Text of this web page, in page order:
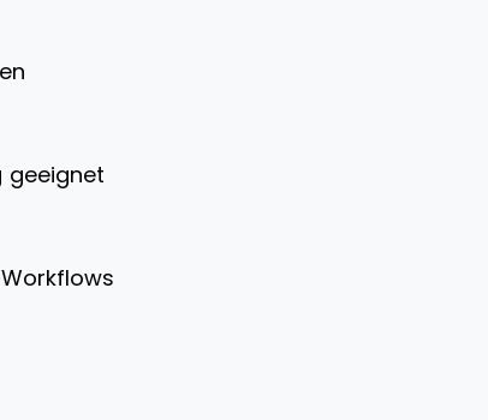
geeignet